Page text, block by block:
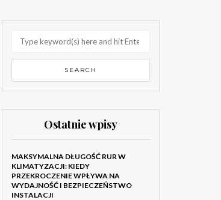
Ostatnie wpisy
MAKSYMALNA DŁUGOŚĆ RUR W
KLIMATYZACJI: KIEDY
PRZEKROCZENIE WPŁYWA NA
WYDAJNOŚĆ I BEZPIECZEŃSTWO
INSTALACJI